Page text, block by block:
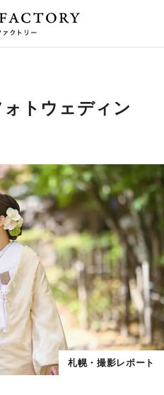
トウェディン
札幌・撮影レポート